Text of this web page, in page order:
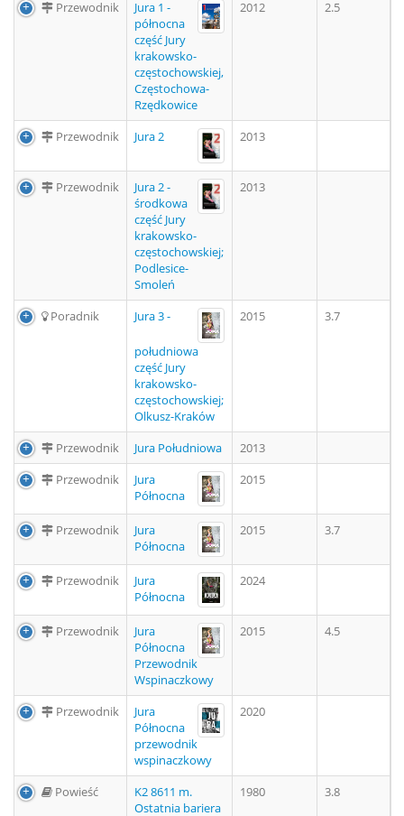
Przewodnik
Jura 1 -
północna
część Jury
krakowsko-
częstochowskiej,
Częstochowa-
Rzędkowice
2012 2.5
Przewodnik Jura 2 2013
Przewodnik
Jura 2 -
środkowa
część Jury
krakowsko-
częstochowskiej;
Podlesice-
Smoleń
2013
Poradnik Jura 3 -
południowa
część Jury
krakowsko-
częstochowskiej;
Olkusz-Kraków
2015 3.7
Przewodnik Jura Południowa
2013
Przewodnik
Jura
Północna
2015
Przewodnik
Jura
Północna
2015 3.7
Przewodnik
Jura
Północna
2024
Przewodnik
Jura
Północna
Przewodnik
Wspinaczkowy
2015 4.5
Przewodnik
Jura
Północna
przewodnik
wspinaczkowy
2020
Powieść
K2 8611 m.
Ostatnia bariera
1980 3.8